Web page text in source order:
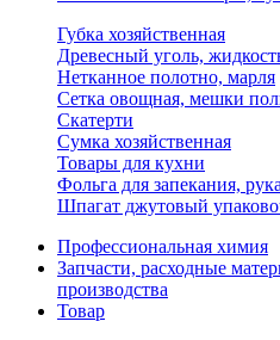
Губка хозяйственная
Древесный уголь,
Нетканное полотно, марля
Сетка овощная, мешки
Скатерти
Сумка хозяйственная
Товары для кухни
Фольга для запекания,
Шпагат джутовый
Профессиональная химия
Запчасти, расходные
производства
Товар